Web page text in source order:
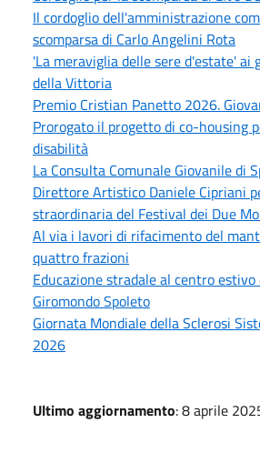
Il cordoglio dell'amministrazione
scomparsa di Carlo Angelini Rota
'La meraviglia delle sere d'estate' ai
della Vittoria
Premio Cristian Panetto 2026.
Prorogato il progetto di co-housing
disabilità
La Consulta Comunale Giovanile di
Direttore Artistico Daniele Cipriani
straordinaria del Festival dei Due
Al via i lavori di rifacimento del
quattro frazioni
Educazione stradale al centro estivo
Giromondo Spoleto
Giornata Mondiale della Sclerosi
2026
Ultimo aggiornamento: 8 aprile